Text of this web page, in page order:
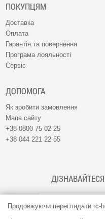
Продовжуючи переглядати rc-
ПОКУПЦЯМ
Доставка
Оплата
Гарантія та повернення
Програма лояльності
Сервіс
ДОПОМОГА
Як зробити замовлення
Мапа сайту
+38 0800 75 02 25
+38 044 221 22 55